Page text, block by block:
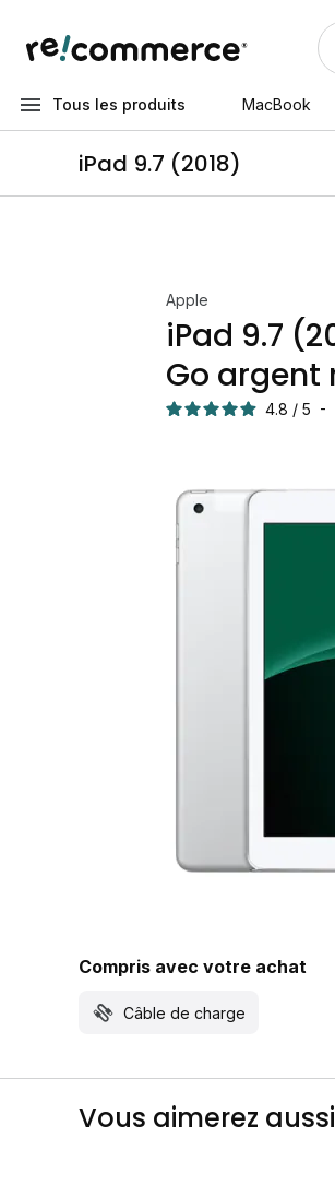
Tous les produits MacBook
iPad 9.7 (2018)
Apple
iPad 9.7
Go argent
4.8 / 5 -
Compris avec votre achat
Câble de charge
Vous aimerez